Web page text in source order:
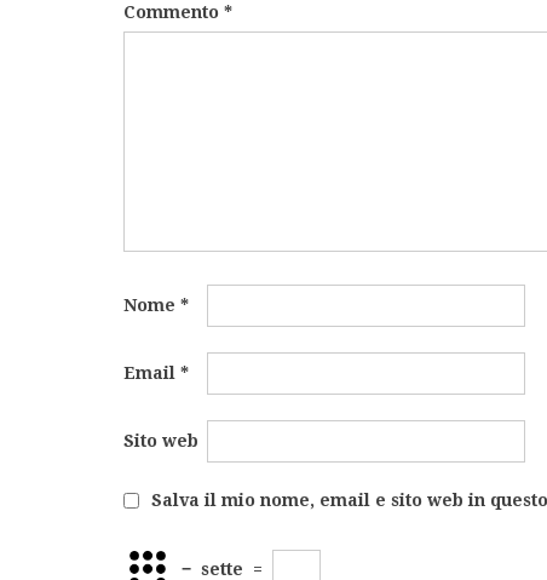
Commento *
Nome *
Email *
Sito web
Salva il mio nome, email e sito web in
− sette =